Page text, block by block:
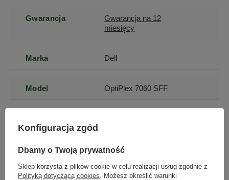
Gwarancja
Gwarancja na 12
miesięcy
Marka Dell
Model OptiPlex 7060 SFF
procesora
Konfiguracja zgód
Dbamy o Twoją prywatność
Sklep korzysta z plików cookie w celu realizacji usług zgodnie z
Polityką dotyczącą cookies . Możesz określić warunki